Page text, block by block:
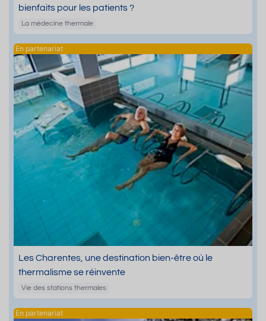
bienfaits pour les patients ?
La médecine thermale
Les Charentes, une destination bien-être où le
thermalisme se réinvente
Vie des stations thermales